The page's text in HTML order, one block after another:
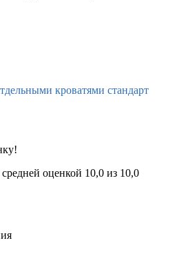
кроватями стандарт
оценкой 10,0 из 10,0